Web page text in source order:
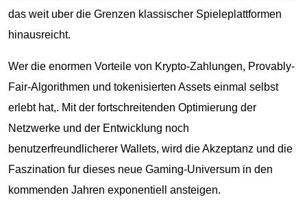
das weit uber die Grenzen klassischer Spieleplattformen
hinausreicht.
Wer die enormen Vorteile von Krypto-Zahlungen, Provably-
Fair-Algorithmen und tokenisierten Assets einmal selbst
erlebt hat,. Mit der fortschreitenden Optimierung der
Netzwerke und der Entwicklung noch
benutzerfreundlicherer Wallets, wird die Akzeptanz und die
Faszination fur dieses neue Gaming-Universum in den
kommenden Jahren exponentiell ansteigen.